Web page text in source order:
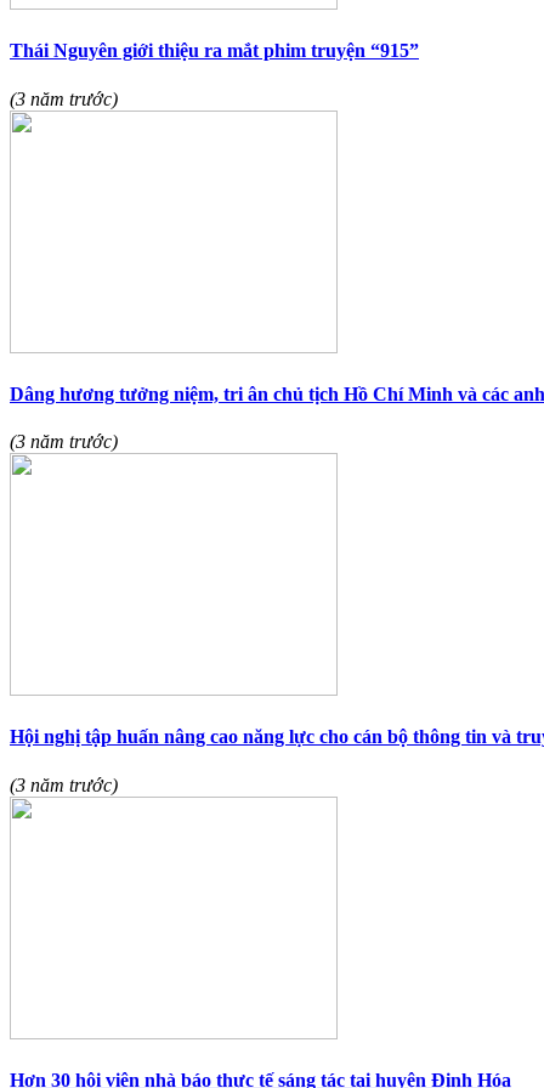
Thái Nguyên giới thiệu ra mắt phim truyện “915”
(3 năm trước)
Dâng hương tưởng niệm, tri ân chủ tịch Hồ Chí Minh và các
(3 năm trước)
Hội nghị tập huấn nâng cao năng lực cho cán bộ thông tin và
(3 năm trước)
Hơn 30 hội viên nhà báo thực tế sáng tác tại huyện Định Hóa